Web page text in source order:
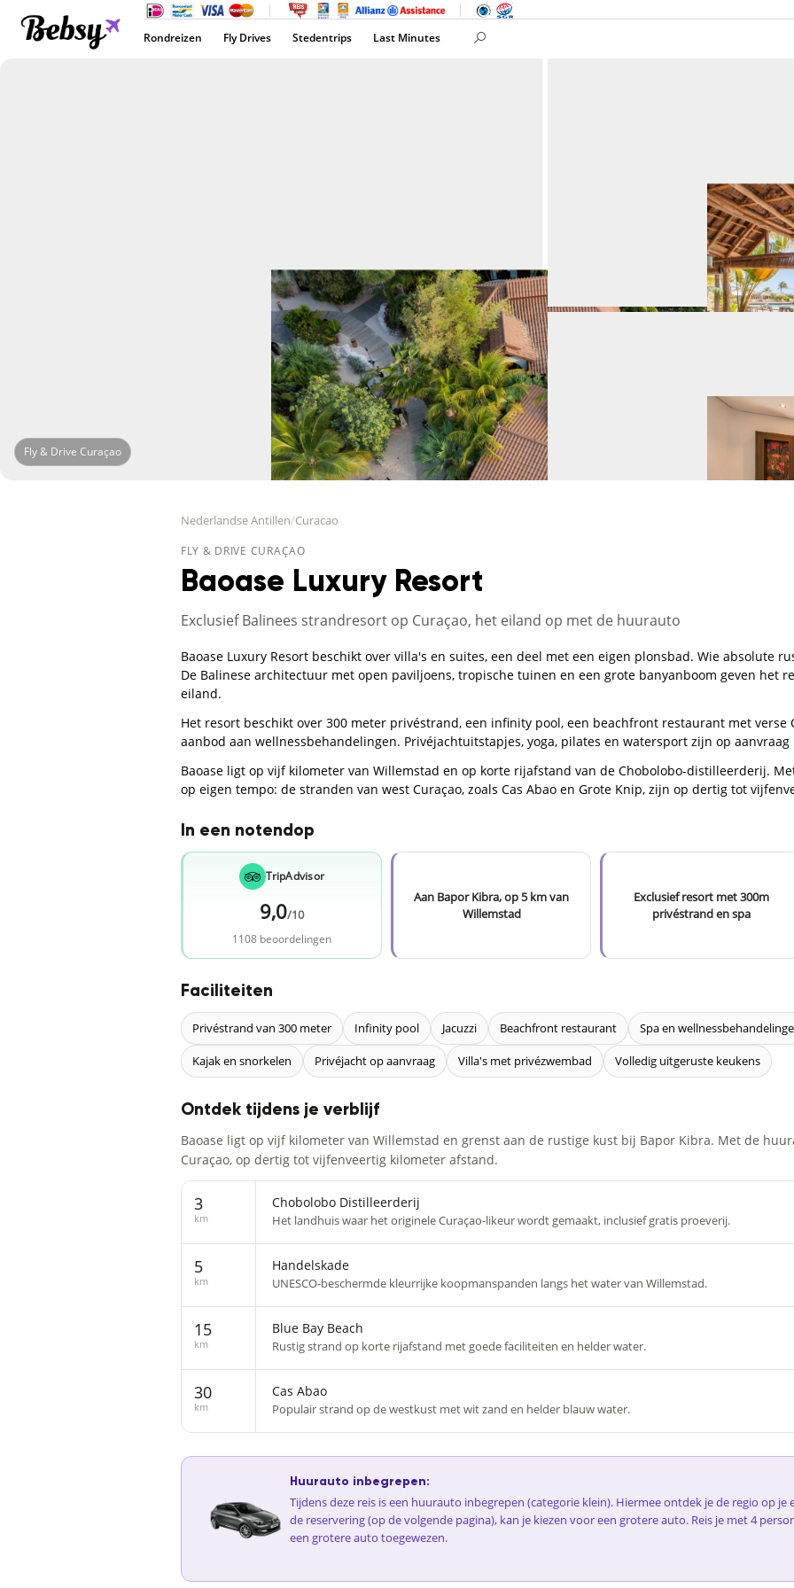
Rondreizen Fly Drives Stedentrips Last Minutes
Fly & Drive Curaçao
Nederlandse Antillen/Curacao
FLY & DRIVE CURAÇAO
Baoase Luxury Resort
Exclusief Balinees strandresort op Curaçao, het eiland op met de huurauto
Baoase Luxury Resort beschikt over villa's en suites, een deel met een eigen plonsbad. Wie absolute
De Balinese architectuur met open paviljoens, tropische tuinen en een grote banyanboom geven het
eiland.
Het resort beschikt over 300 meter privéstrand, een infinity pool, een beachfront restaurant met verse
aanbod aan wellnessbehandelingen. Privéjachtuitstapjes, yoga, pilates en watersport zijn op aanvraag
Baoase ligt op vijf kilometer van Willemstad en op korte rijafstand van de Chobolobo-distilleerderij.
op eigen tempo: de stranden van west Curaçao, zoals Cas Abao en Grote Knip, zijn op dertig tot
In een notendop
TripAdvisor
9,0/10
1108 beoordelingen
Aan Bapor Kibra, op 5 km van
Willemstad
Exclusief resort met 300m
privéstrand en spa
Faciliteiten
Privéstrand van 300 meter Infinity pool Jacuzzi Beachfront restaurant Spa en
Kajak en snorkelen Privéjacht op aanvraag Villa's met privézwembad Volledig uitgeruste keukens
Ontdek tijdens je verblijf
Baoase ligt op vijf kilometer van Willemstad en grenst aan de rustige kust bij Bapor Kibra. Met de
Curaçao, op dertig tot vijfenveertig kilometer afstand.
3
km
Chobolobo Distilleerderij
Het landhuis waar het originele Curaçao-likeur wordt gemaakt, inclusief gratis proeverij.
5
km
Handelskade
UNESCO-beschermde kleurrijke koopmanspanden langs het water van Willemstad.
15
km
Blue Bay Beach
Rustig strand op korte rijafstand met goede faciliteiten en helder water.
30
km
Cas Abao
Populair strand op de westkust met wit zand en helder blauw water.
Huurauto inbegrepen:
Tijdens deze reis is een huurauto inbegrepen (categorie klein). Hiermee ontdek je de regio op
de reservering (op de volgende pagina), kan je kiezen voor een grotere auto. Reis je met 4
een grotere auto toegewezen.